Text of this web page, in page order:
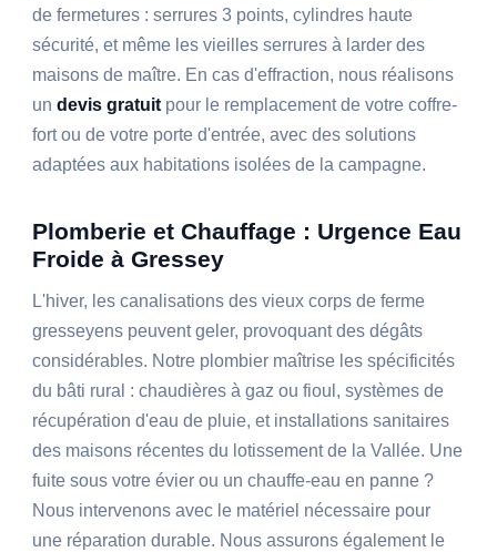
de fermetures : serrures 3 points, cylindres haute
sécurité, et même les vieilles serrures à larder des
maisons de maître. En cas d'effraction, nous réalisons
undevis gratuitpour le remplacement de votre coffre-
fort ou de votre porte d'entrée, avec des solutions
adaptées aux habitations isolées de la campagne.
Plomberie et Chauffage : Urgence Eau
Froide à Gressey
L'hiver, les canalisations des vieux corps de ferme
gresseyens peuvent geler, provoquant des dégâts
considérables. Notre plombier maîtrise les spécificités
du bâti rural : chaudières à gaz ou fioul, systèmes de
récupération d'eau de pluie, et installations sanitaires
des maisons récentes du lotissement de la Vallée. Une
fuite sous votre évier ou un chauffe-eau en panne ?
Nous intervenons avec le matériel nécessaire pour
une réparation durable. Nous assurons également le